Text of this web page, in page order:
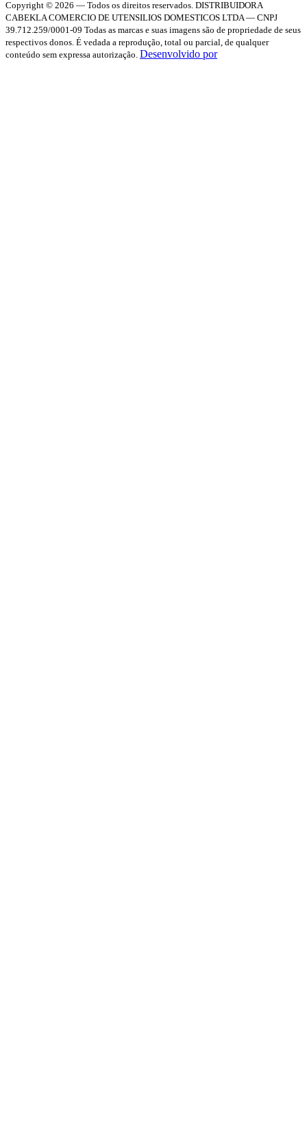
Copyright © 2026 — Todos os direitos reservados. DISTRIBUIDORA
CABEKLA COMERCIO DE UTENSILIOS DOMESTICOS LTDA — CNPJ
39.712.259/0001-09 Todas as marcas e suas imagens são de propriedade de seus
respectivos donos. É vedada a reprodução, total ou parcial, de qualquer
conteúdo sem expressa autorização. Desenvolvido por